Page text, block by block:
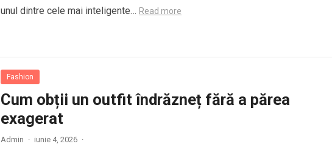
unul dintre cele mai inteligente… Read more
Fashion
Cum obții un outfit îndrăzneț fără a părea
exagerat
Admin · iunie 4, 2026 ·